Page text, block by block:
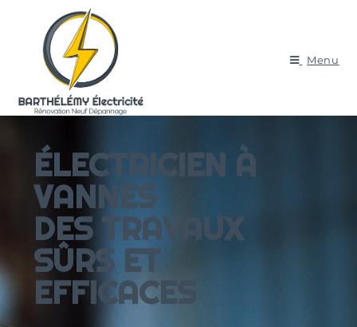
Menu
ÉLECTRICIEN À
VANNES
DES TRAVAUX
SÛRS ET
EFFICACES